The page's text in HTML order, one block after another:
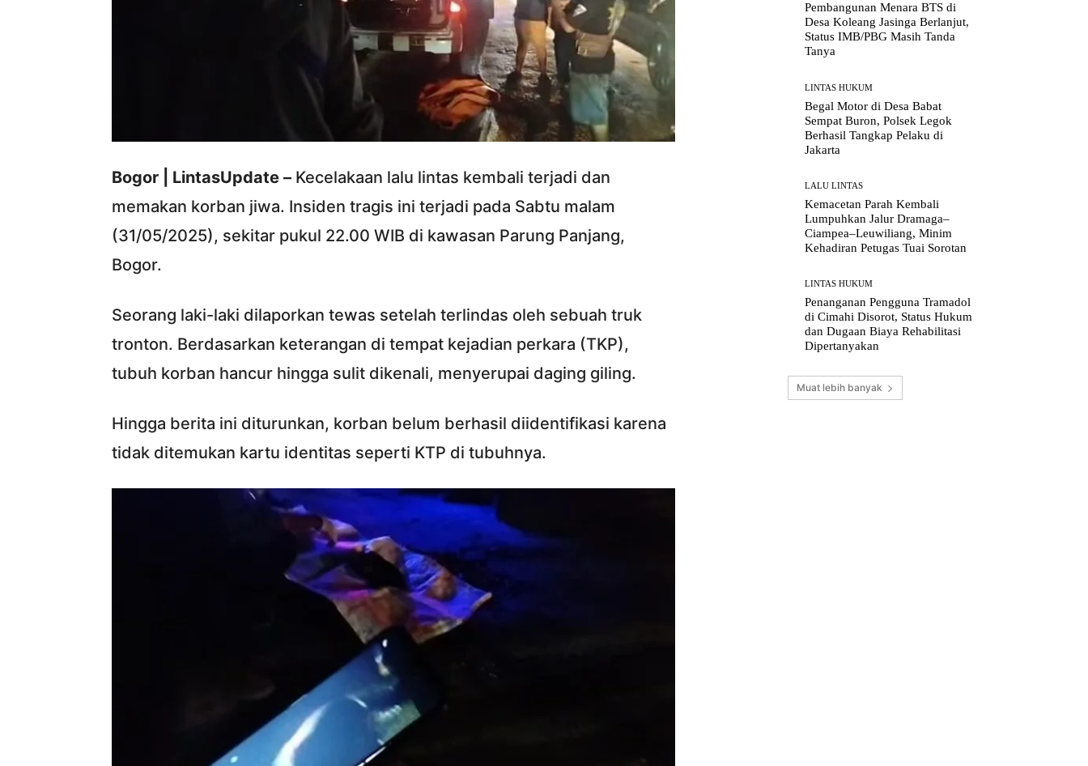
Bogor | LintasUpdate – Kecelakaan lalu lintas kembali terjadi dan
memakan korban jiwa. Insiden tragis ini terjadi pada Sabtu malam
(31/05/2025), sekitar pukul 22.00 WIB di kawasan Parung Panjang,
Bogor.
Seorang laki-laki dilaporkan tewas setelah terlindas oleh sebuah truk
tronton. Berdasarkan keterangan di tempat kejadian perkara (TKP),
tubuh korban hancur hingga sulit dikenali, menyerupai daging giling.
Hingga berita ini diturunkan, korban belum berhasil diidentifikasi karena
tidak ditemukan kartu identitas seperti KTP di tubuhnya.
Pembangunan Menara BTS di
Desa Koleang Jasinga Berlanjut,
Status IMB/PBG Masih Tanda
Tanya
LINTAS HUKUM
Begal Motor di Desa Babat
Sempat Buron, Polsek Legok
Berhasil Tangkap Pelaku di
Jakarta
LALU LINTAS
Kemacetan Parah Kembali
Lumpuhkan Jalur Dramaga–
Ciampea–Leuwiliang, Minim
Kehadiran Petugas Tuai Sorotan
LINTAS HUKUM
Penanganan Pengguna Tramadol
di Cimahi Disorot, Status Hukum
dan Dugaan Biaya Rehabilitasi
Dipertanyakan
Muat lebih banyak